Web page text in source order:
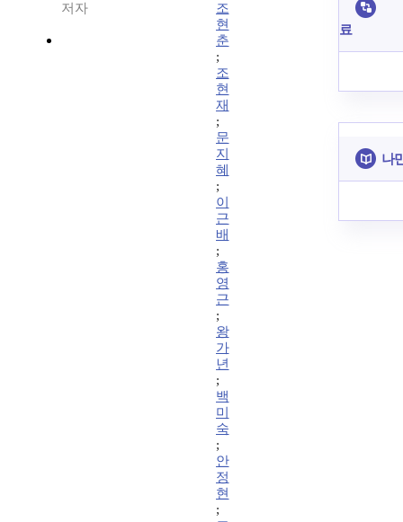
저자
조
현
춘
;
조
현
재
;
문
지
혜
;
이
근
배
;
홍
영
근
;
왕
가
년
;
백
미
숙
;
안
정
현
;
료
나